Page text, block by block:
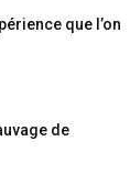
que l’on
de